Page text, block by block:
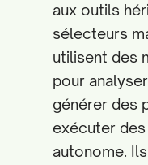
aux outils
sélecteurs
utilisent des
pour
générer des
exécuter
autonome.